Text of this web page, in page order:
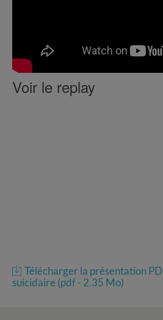
Voir le replay
Télécharger la présentation
suicidaire (pdf - 2.35 Mo)